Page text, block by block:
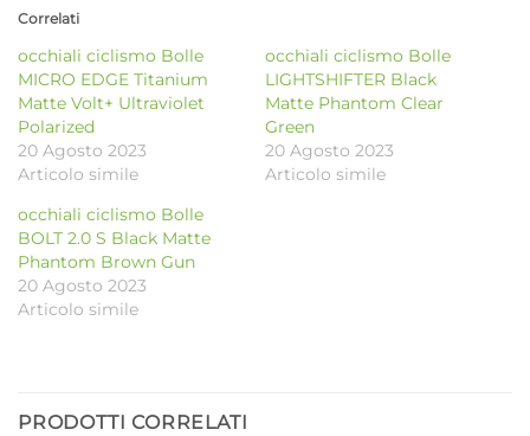
Correlati
occhiali ciclismo Bolle
MICRO EDGE Titanium
Matte Volt+ Ultraviolet
Polarized
20 Agosto 2023
Articolo simile
occhiali ciclismo Bolle
LIGHTSHIFTER Black
Matte Phantom Clear
Green
20 Agosto 2023
Articolo simile
occhiali ciclismo Bolle
BOLT 2.0 S Black Matte
Phantom Brown Gun
20 Agosto 2023
Articolo simile
PRODOTTI CORRELATI